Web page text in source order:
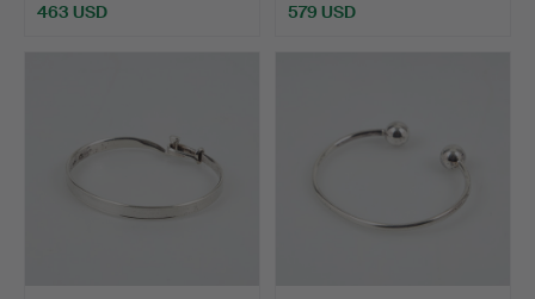
463 USD 579 USD